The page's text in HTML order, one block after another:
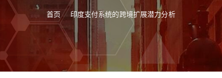
首页 印度支付系统的跨境扩展潜力分析